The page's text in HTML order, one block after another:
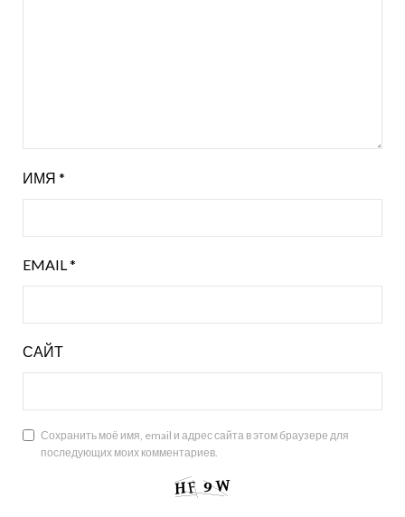
ИМЯ *
EMAIL*
САЙТ
Сохранить моё имя, email и адрес сайта в этом браузере для
последующих моих комментариев.